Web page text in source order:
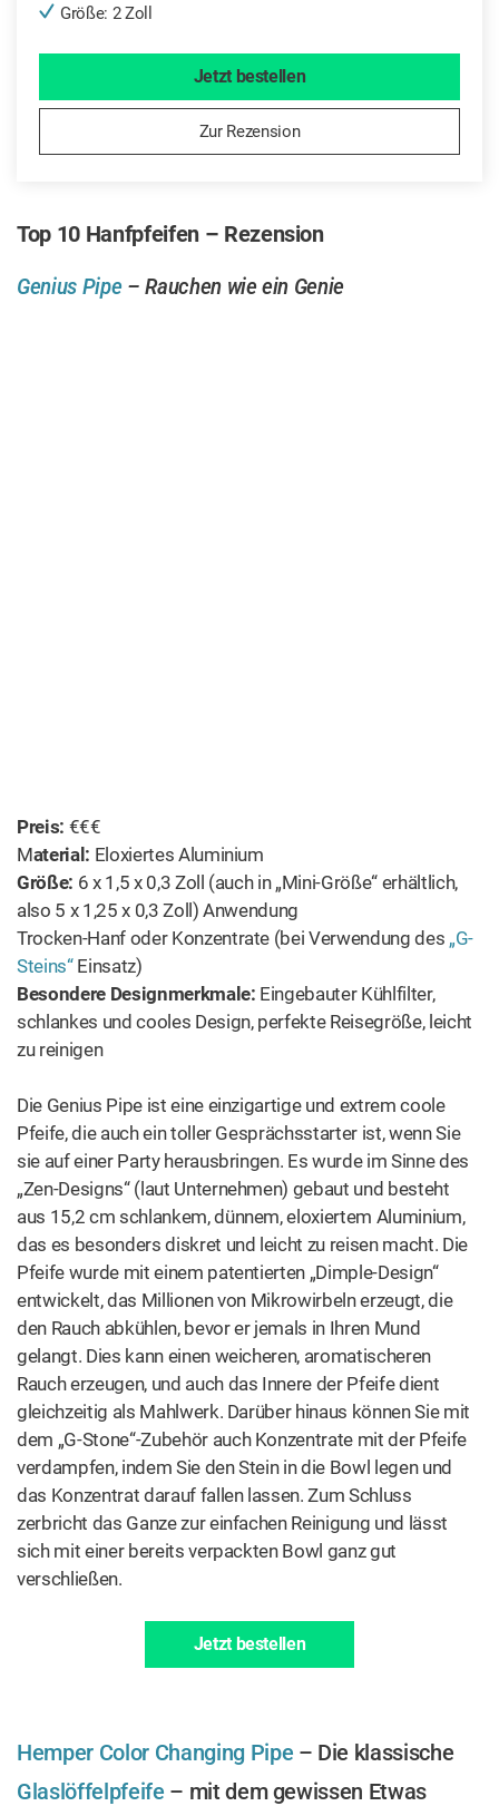
Größe: 2 Zoll
Jetzt bestellen
Zur Rezension
Top 10 Hanfpfeifen – Rezension
Genius Pipe– Rauchen wie ein Genie
Preis: €€€
Material: Eloxiertes Aluminium
Größe: 6 x 1,5 x 0,3 Zoll (auch in „Mini-Größe“ erhältlich,
also 5 x 1,25 x 0,3 Zoll) Anwendung
Trocken-Hanf oder Konzentrate (bei Verwendung des „G-
Steins“Einsatz)
Besondere Designmerkmale: Eingebauter Kühlfilter,
schlankes und cooles Design, perfekte Reisegröße, leicht
zu reinigen
Die Genius Pipe ist eine einzigartige und extrem coole
Pfeife, die auch ein toller Gesprächsstarter ist, wenn Sie
sie auf einer Party herausbringen. Es wurde im Sinne des
„Zen-Designs“ (laut Unternehmen) gebaut und besteht
aus 15,2 cm schlankem, dünnem, eloxiertem Aluminium,
das es besonders diskret und leicht zu reisen macht. Die
Pfeife wurde mit einem patentierten „Dimple-Design“
entwickelt, das Millionen von Mikrowirbeln erzeugt, die
den Rauch abkühlen, bevor er jemals in Ihren Mund
gelangt. Dies kann einen weicheren, aromatischeren
Rauch erzeugen, und auch das Innere der Pfeife dient
gleichzeitig als Mahlwerk. Darüber hinaus können Sie mit
dem „G-Stone“-Zubehör auch Konzentrate mit der Pfeife
verdampfen, indem Sie den Stein in die Bowl legen und
das Konzentrat darauf fallen lassen. Zum Schluss
zerbricht das Ganze zur einfachen Reinigung und lässt
sich mit einer bereits verpackten Bowl ganz gut
verschließen.
Jetzt bestellen
Hemper Color Changing Pipe – Die klassische
Glaslöffelpfeife – mit dem gewissen Etwas